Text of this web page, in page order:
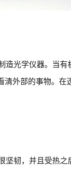
造光学仪器。当
外部的事物。在
韧，并且受热